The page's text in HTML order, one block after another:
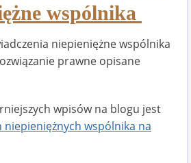
wspólnika
niepieniężne wspólnika
prawne opisane
wpisów na blogu jest
niepieniężnych wspólnika na